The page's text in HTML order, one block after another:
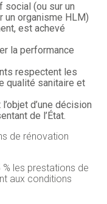
social (ou sur un
un organisme HLM)
est achevé
la performance
respectent les
qualité sanitaire et
d’une décision
de l’État.
de rénovation
% les prestations de
aux conditions